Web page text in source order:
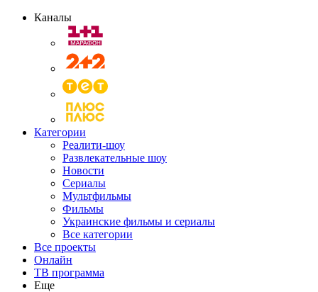
Каналы
Категории
Реалити-шоу
Развлекательные шоу
Новости
Сериалы
Мультфильмы
Фильмы
Украинские фильмы и сериалы
Все категории
Все проекты
Онлайн
ТВ программа
Еще